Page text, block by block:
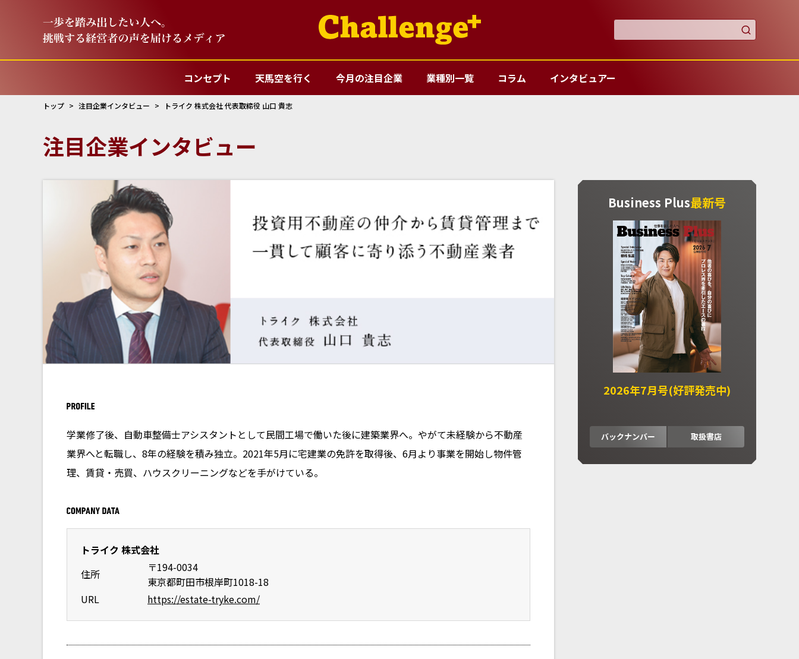

コンセプト 天馬空を行く 今月の注目企業 業種別一覧 コラム インタビュアー
トップ 注目企業インタビュー トライク 株式会社 代表取締役 山口 貴志
注目企業インタビュー
学業修了後、自動車整備士アシスタントとして民間工場で働いた後に建築業界へ。やがて未経験から不動産
業界へと転職し、8年の経験を積み独立。2021年5月に宅建業の免許を取得後、6月より事業を開始し物件管
理、賃貸・売買、ハウスクリーニングなどを手がけている。
トライク 株式会社
住所
〒194-0034
東京都町田市根岸町1018-18
URL
https://estate-tryke.com/
Business Plus最新号
2026年7月号(好評発売中)
バックナンバー 取扱書店